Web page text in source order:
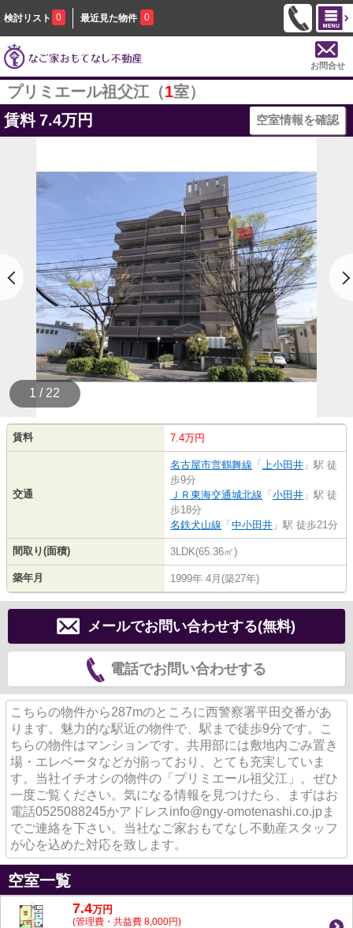
検討リスト 0 最近見た物件 0
お問合せ
プリミエール祖父江（1室）
賃料 7.4万円 空室情報を確認
1 / 22
賃料 7.4万円
交通
名古屋市営鶴舞線 「 上小田井 」駅 徒
歩9分
ＪＲ東海交通城北線 「 小田井 」駅 徒
歩18分
名鉄犬山線 「 中小田井 」駅 徒歩21分
間取り(面積) 3LDK(65.36㎡)
築年月 1999年 4月(築27年)
メールでお問い合わせする(無料)
電話でお問い合わせする
こちらの物件から287mのところに西警察署平田交番があ
ります。魅力的な駅近の物件で、駅まで徒歩9分です。こ
ちらの物件はマンションです。共用部には敷地内ごみ置き
場・エレベータなどが揃っており、とても充実していま
す。当社イチオシの物件の「プリミエール祖父江」。ぜひ
一度ご覧ください。気になる情報を見つけたら、まずはお
電話0525088245かアドレスinfo@ngy-omotenashi.co.jpま
でご連絡を下さい。当社なご家おもてなし不動産スタッフ
が心を込めた対応を致します。
空室一覧
7.4万円
(管理費・共益費 8,000円)